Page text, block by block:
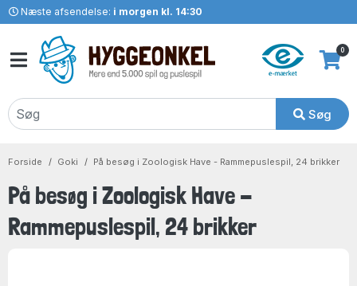
Næste afsendelse: i morgen kl. 14:30
Søg
0
Forside Goki På besøg i Zoologisk Have - Rammepuslespil, 24 brikker
På besøg i Zoologisk Have -
Rammepuslespil, 24 brikker